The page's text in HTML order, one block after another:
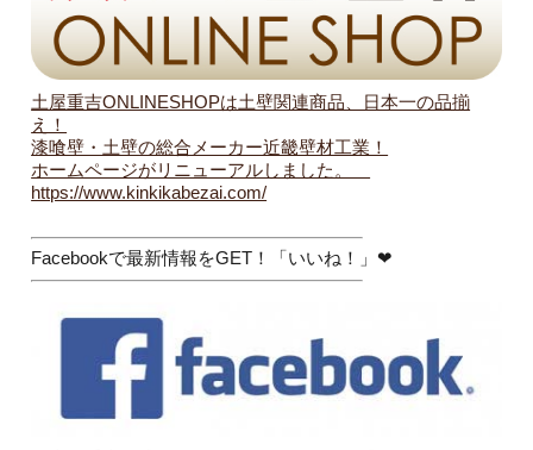
土屋重吉ONLINESHOPは土壁関連商品、日本一の品揃
え！
漆喰壁・土壁の総合メーカー近畿壁材工業！
ホームページがリニューアルしました。
https://www.kinkikabezai.com/
Facebookで最新情報をGET！「いいね！」❤